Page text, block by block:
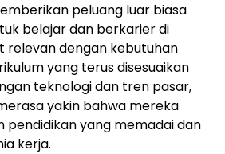
peluang luar biasa
belajar dan berkarier di
relevan dengan kebutuhan
yang terus disesuaikan
teknologi dan tren pasar,
yakin bahwa mereka
pendidikan yang memadai dan
kerja.